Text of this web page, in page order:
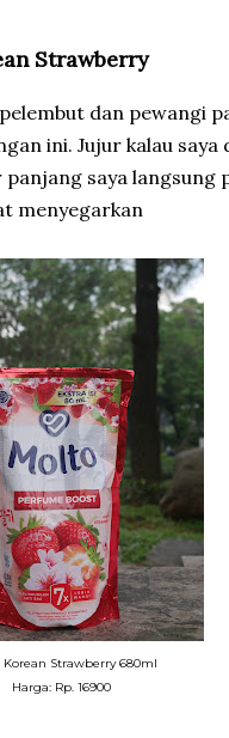
Strawberry
dan pewangi
ini. Jujur kalau
saya langsung
menyegarkan
Korean Strawberry 680ml
Harga: Rp. 16900